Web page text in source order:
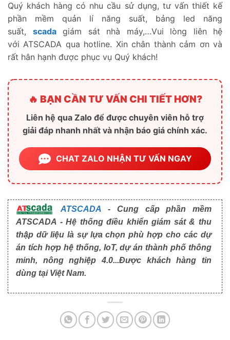
Quý khách hàng có nhu cầu sử dụng, tư vấn thiết kế
phần mềm quản lí năng suất, bảng led năng
suất, scadagiám sát nhà máy,…Vui lòng liên hệ
với ATSCADA qua hotline. Xin chân thành cảm ơn và
rất hân hạnh được phục vụ Quý khách!
🔥 BẠN CẦN TƯ VẤN CHI TIẾT HƠN?
Liên hệ qua Zalo để được chuyên viên hỗ trợ
giải đáp nhanh nhất và nhận báo giá chính xác.
CHAT ZALO NHẬN TƯ VẤN NGAY
ATSCADA - Cung cấp phần mềm
ATSCADA - Hệ thống điều khiển giám sát & thu
thập dữ liệu là sự lựa chọn phù hợp cho các dự
án tích hợp hệ thống, IoT, dự án thành phố thông
minh, nông nghiệp 4.0...Được khách hàng tin
dùng tại Việt Nam.